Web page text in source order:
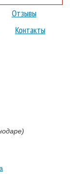
Отзывы
Контакты